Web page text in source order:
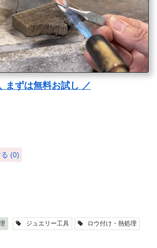
まずは無料お試し ／
(0)
ジュエリー工具
ロウ付け・熱処理